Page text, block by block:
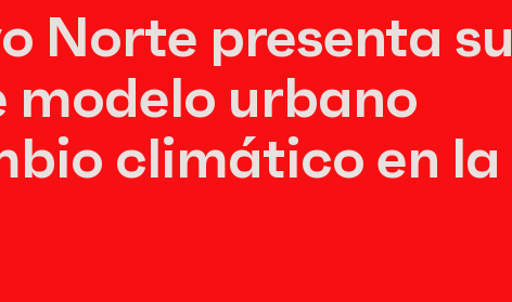
Norte presenta su
modelo urbano
climático en la